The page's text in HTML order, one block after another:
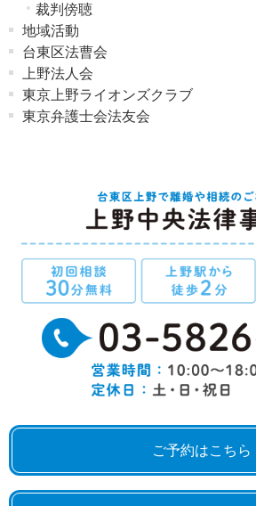
裁判傍聴
地域活動
台東区法曹会
上野法人会
東京上野ライオンズクラブ
東京弁護士会法友会
ご予約はこちら